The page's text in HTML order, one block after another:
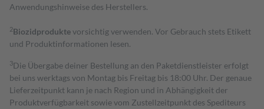
Anwendungshinweise des Herstellers.
2Biozidproduktevorsichtig verwenden. Vor Gebrauch stets Etikett
und Produktinformationen lesen.
3Die Übergabe deiner Bestellung an den Paketdienstleister erfolgt
bei uns werktags von Montag bis Freitag bis 18:00 Uhr. Der genaue
Lieferzeitpunkt kann je nach Region und in Abhängigkeit der
Produktverfügbarkeit sowie vom Zustellzeitpunkt des Spediteurs